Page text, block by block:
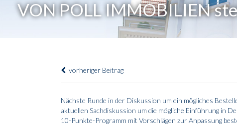
VON POLL IMMOBILIEN
vorheriger Beitrag
Nächste Runde in der Diskussion um ein mögliches
aktuellen Sachdiskussion um die mögliche Einführung in
10-Punkte-Programm mit Vorschlägen zur Anpassung